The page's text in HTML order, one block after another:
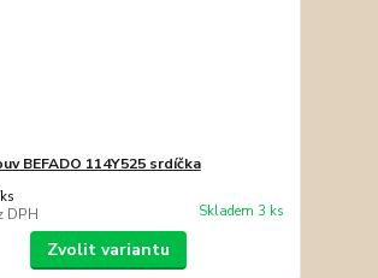
BEFADO 114Y525 srdíčka
ks
DPH Skladem 3 ks
Zvolit variantu